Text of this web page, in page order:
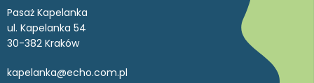
Pasaż Kapelanka
ul. Kapelanka 54
30-382 Kraków
kapelanka@echo.com.pl